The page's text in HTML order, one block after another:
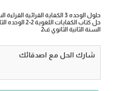
حلول الوحده 3 الكفاية القرائية القراءة السريعة ثاني ثانوي مسارات الترم الثاني
حل كتاب
السنة الثانية الثانوي ف2
شارك الحل مع اصدقائك